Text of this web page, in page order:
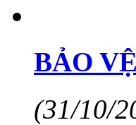
BẢO
(31/10/